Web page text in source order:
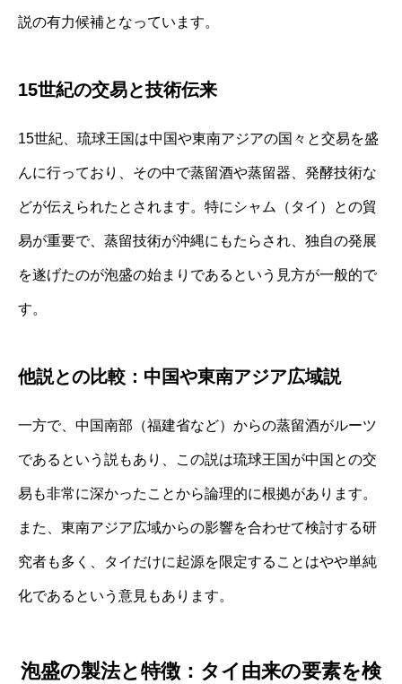
説の有力候補となっています。
15世紀の交易と技術伝来
15世紀、琉球王国は中国や東南アジアの国々と交易を盛
んに行っており、その中で蒸留酒や蒸留器、発酵技術な
どが伝えられたとされます。特にシャム（タイ）との貿
易が重要で、蒸留技術が沖縄にもたらされ、独自の発展
を遂げたのが泡盛の始まりであるという見方が一般的で
す。
他説との比較：中国や東南アジア広域説
一方で、中国南部（福建省など）からの蒸留酒がルーツ
であるという説もあり、この説は琉球王国が中国との交
易も非常に深かったことから論理的に根拠があります。
また、東南アジア広域からの影響を合わせて検討する研
究者も多く、タイだけに起源を限定することはやや単純
化であるという意見もあります。
泡盛の製法と特徴：タイ由来の要素を検